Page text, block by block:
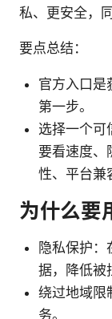
私、更安全，
要点总结：
官方入口是
第一步。
选择一个可
要看速度、
性、平台兼
为什么要
隐私保护
据，降低被
绕过地域限
务。